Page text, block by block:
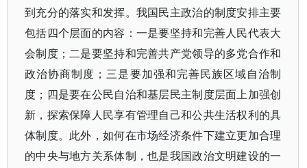
到充分的落实和发挥。我国民主政治的制度安排主要
包括四个层面的内容：一是要坚持和完善人民代表大
会制度；二是要坚持和完善共产党领导的多党合作和
政治协商制度；三是要加强和完善民族区域自治制
度；四是要在公民自治和基层民主制度层面上加强创
新，探索保障人民享有管理自己和公共生活权利的具
体制度。此外，如何在市场经济条件下建立更加合理
的中央与地方关系体制，也是我国政治文明建设的一